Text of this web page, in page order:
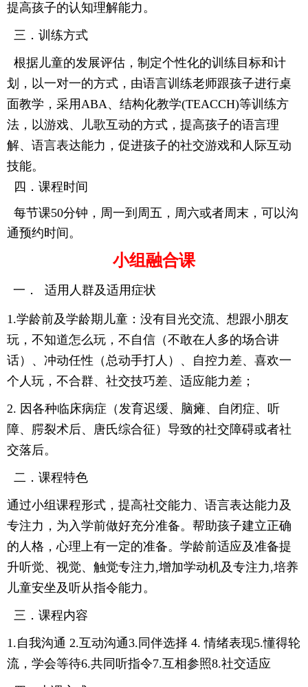
提高孩子的认知理解能力。
三．训练方式
根据儿童的发展评估，制定个性化的训练目标和计
划，以一对一的方式，由语言训练老师跟孩子进行桌
面教学，采用ABA、 结构化教学(TEACCH)等训练方
法 ， 以游戏、 儿歌互动的方式 ， 提高孩子的语言理
解、 语言表达能力 ， 促进孩子的社交游戏和人际互动
技能。
四．课程时间
每节课50分钟，周一到周五，周六或者周末，可以沟
通预约时间。
小组融合课
一． 适用人群及适用症状
1.学龄前及学龄期儿童：没有目光交流、 想跟小朋友
玩 ， 不知道怎么玩 ， 不自信（不敢在人多的场合讲
话）、冲动任性（总动手打人）、自控力差、喜欢一
个人玩，不合群、社交技巧差、适应能力差；
2. 因各种临床病症（发育迟缓、脑瘫、自闭症、听
障、腭裂术后、 唐氏综合征）导致的社交障碍或者社
交落后。
二．课程特色
通过小组课程形式，提高社交能力、语言表达能力及
专注力，为入学前做好充分准备。帮助孩子建立正确
的人格 ，心理上有一定的准备。 学龄前适应及准备提
升听觉、视觉、触觉专注力,增加学动机及专注力,培养
儿童安坐及听从指令能力。
三．课程内容
1.自我沟通 2.互动沟通3. 同伴选择 4. 情绪表现5.懂得轮
流，学会等待6.共同听指令7.互相参照8.社交适应